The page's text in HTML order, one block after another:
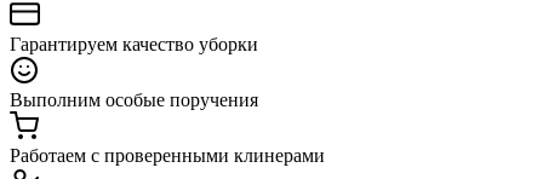
Гарантируем качество уборки
Выполним особые поручения
Работаем с проверенными клинерами